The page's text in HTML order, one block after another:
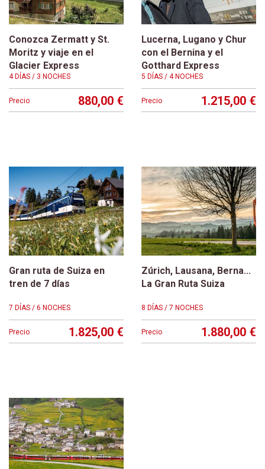
Conozca Zermatt y St.
Moritz y viaje en el
Glacier Express
4 DÍAS / 3 NOCHES
Precio 880,00 €
Lucerna, Lugano y Chur
con el Bernina y el
Gotthard Express
5 DÍAS / 4 NOCHES
Precio 1.215,00 €
Gran ruta de Suiza en
tren de 7 días
7 DÍAS / 6 NOCHES
Precio 1.825,00 €
Zúrich, Lausana, Berna...
La Gran Ruta Suiza
8 DÍAS / 7 NOCHES
Precio 1.880,00 €